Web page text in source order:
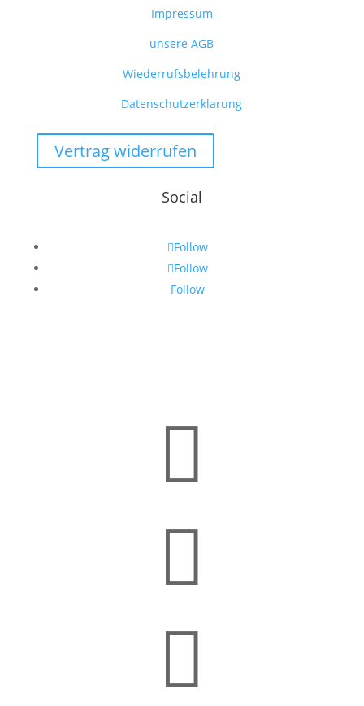
Impressum
unsere AGB
Wiederrufsbelehrung
Datenschutzerklarung
Vertrag widerrufen
Social
Follow
Follow
Follow


